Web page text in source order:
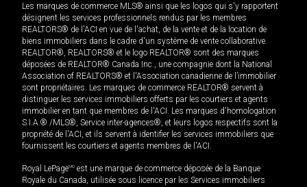
Les marques de commerce MLS® ainsi que les logos qui s'y rapportent
désignent les services professionnels rendus par les membres
REALTORS® de l'ACI en vue de l'achat, de la vente et de la location de
biens immobiliers dans le cadre d'un système de vente collaborative.
REALTOR®, REALTORS® et le logo REALTOR® sont des marques
déposées de REALTOR® Canada Inc., une compagnie dont la National
Association of REALTORS® et l'Association canadienne de l’immobilier
sont propriétaires. Les marques de commerce REALTOR® servent à
distinguer les services immobiliers offerts par les courtiers et agents
immobilier en tant que membres de l'ACI. Les marques d'homologation
S.I.A.® /MLS®, Service inter-agences®, et leurs logos respectifs sont la
propriété de l'ACI, et ils servent à identifier les services immobiliers que
fournissent les courtiers et agents membres de l'ACI.
Royal LePageMD est une marque de commerce déposée de la Banque
Royale du Canada, utilisée sous licence par les Services immobiliers